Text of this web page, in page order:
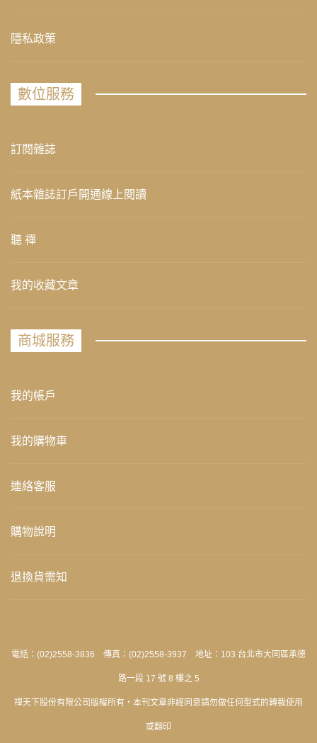
隱私政策
數位服務
訂閱雜誌
紙本雜誌訂戶開通線上閱讀
聽 禪
我的收藏文章
商城服務
我的帳戶
我的購物車
連絡客服
購物說明
退換貨需知
電話：(02)2558-3836 傳真：(02)2558-3937 地址：103 台北市大同區承德
路一段 17 號 8 樓之 5
禪天下股份有限公司版權所有‧本刊文章非經同意請勿做任何型式的轉載使用
或翻印